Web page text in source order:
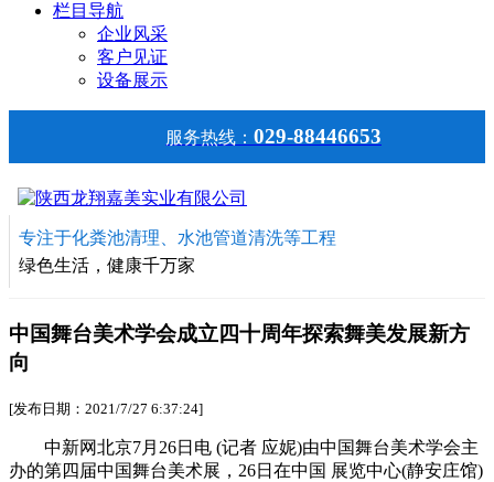
栏目导航
企业风采
客户见证
设备展示
服务热线： 029-88446653
专注于化粪池清理、水池管道清洗等工程
绿色生活，健康千万家
中国舞台美术学会成立四十周年探索舞美发展新方
向
[发布日期：2021/7/27 6:37:24]
中新网北京7月26日电 (记者 应妮)由中国舞台美术学会主
办的第四届中国舞台美术展，26日在中国 展览中心(静安庄馆)